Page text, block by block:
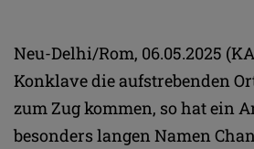
Neu-Delhi/Rom, 06.05.2025
Konklave die aufstrebenden
zum Zug kommen, so hat ein
besonders langen Namen